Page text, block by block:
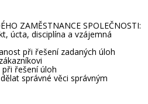
ZAMĚSTNANCE SPOLEČNOSTI:
úcta, disciplína a vzájemná
při řešení zadaných úloh
řešení úloh
správné věci správným